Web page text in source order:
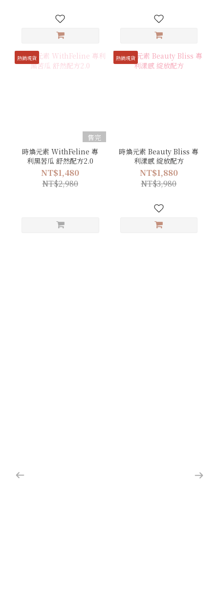
熱銷現貨
售完
時煥元素 WithFeline 專
利黑苦瓜 舒然配方2.0
NT$1,480
NT$2,980
熱銷現貨
時煥元素 Beauty Bliss 專
利漾感 綻放配方
NT$1,880
NT$3,980